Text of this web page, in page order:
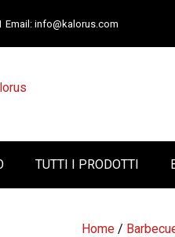
Email: info@kalorus.com
TUTTI I PRODOTTI
Home /